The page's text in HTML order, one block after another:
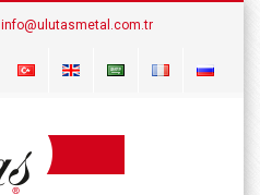
info@ulutasmetal.com.tr